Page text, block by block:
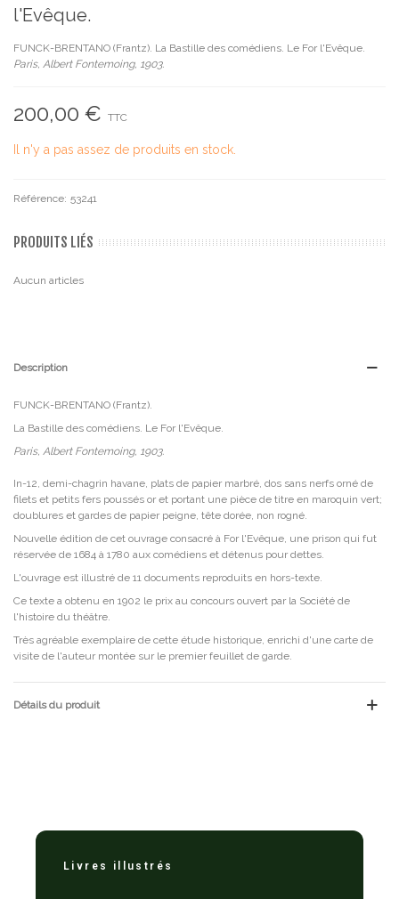
l'Evêque.
FUNCK-BRENTANO (Frantz). La Bastille des comédiens. Le For l'Evêque.
Paris, Albert Fontemoing, 1903.
200,00 € TTC
Il n'y a pas assez de produits en stock.
Référence: 53241
PRODUITS LIÉS
Aucun articles
Description
FUNCK-BRENTANO (Frantz).
La Bastille des comédiens. Le For l'Evêque.
Paris, Albert Fontemoing, 1903.
In-12, demi-chagrin havane, plats de papier marbré, dos sans nerfs orné de
filets et petits fers poussés or et portant une pièce de titre en maroquin vert;
doublures et gardes de papier peigne, tête dorée, non rogné.
Nouvelle édition de cet ouvrage consacré à For l'Evêque, une prison qui fut
réservée de 1684 à 1780 aux comédiens et détenus pour dettes.
L'ouvrage est illustré de 11 documents reproduits en hors-texte.
Ce texte a obtenu en 1902 le prix au concours ouvert par la Société de
l'histoire du théâtre.
Très agréable exemplaire de cette étude historique, enrichi d'une carte de
visite de l'auteur montée sur le premier feuillet de garde.
Détails du produit
Livres illustrés